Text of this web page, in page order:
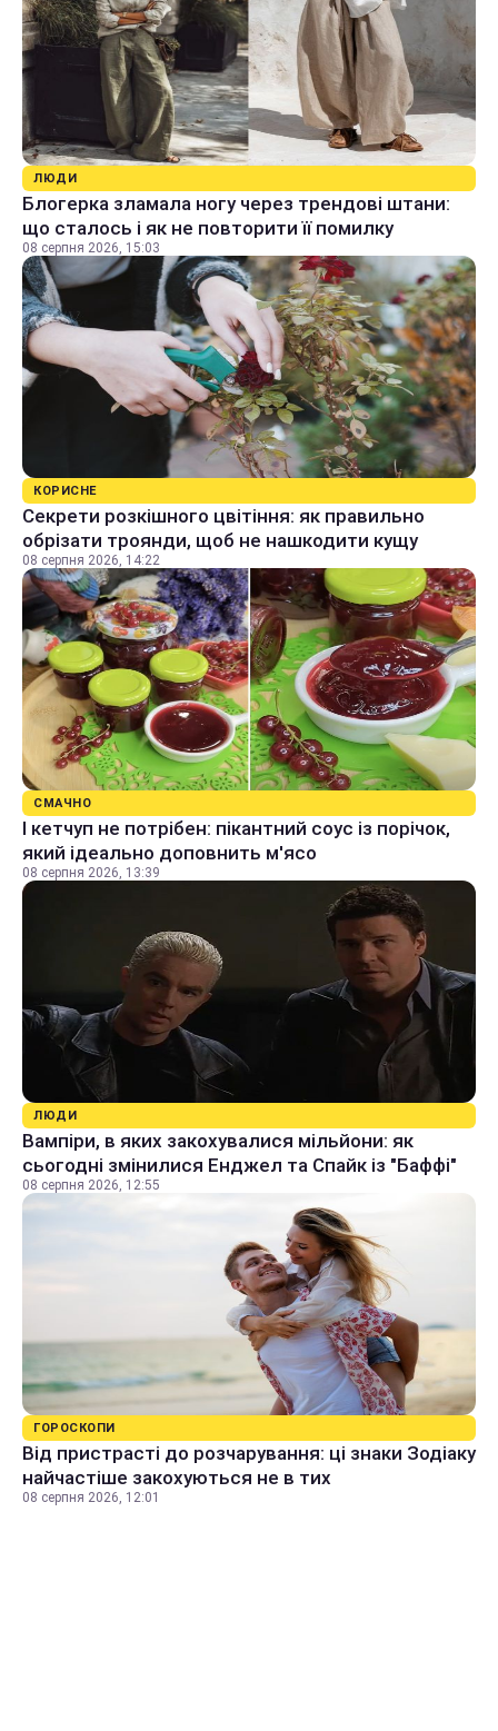
ЛЮДИ
Блогерка зламала ногу через трендові штани:
що сталось і як не повторити її помилку
08 серпня 2026, 15:03
КОРИСНЕ
Секрети розкішного цвітіння: як правильно
обрізати троянди, щоб не нашкодити кущу
08 серпня 2026, 14:22
СМАЧНО
І кетчуп не потрібен: пікантний соус із порічок,
який ідеально доповнить м'ясо
08 серпня 2026, 13:39
ЛЮДИ
Вампіри, в яких закохувалися мільйони: як
сьогодні змінилися Енджел та Спайк із "Баффі"
08 серпня 2026, 12:55
ГОРОСКОПИ
Від пристрасті до розчарування: ці знаки Зодіаку
найчастіше закохуються не в тих
08 серпня 2026, 12:01